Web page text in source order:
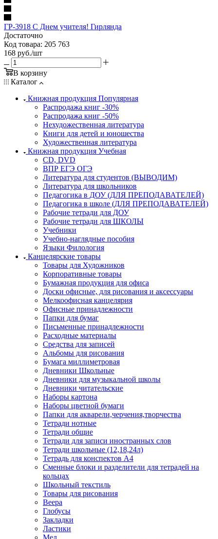
ГР-3918 С Днем учителя! Гирлянда
Достаточно
Код товара: 205 763
168 руб./шт
В корзину
Каталог
Книжная продукция Популярная
Распродажа книг -30%
Распродажа книг -50%
Нехудожественная литература
Книги для детей и юношества
Художественная литература
Книжная продукция Учебная
CD, DVD
ВПР ЕГЭ ОГЭ
Литература для студентов (ВЫВОДИМ)
Литература для школьников
Педагогика в ДОУ (ДЛЯ ПРЕПОДАВАТЕЛЕЙ)
Педагогика в школе (ДЛЯ ПРЕПОДАВАТЕЛЕЙ)
Рабочие тетради для ДОУ
Рабочие тетради для ШКОЛЫ
Учебники
Учебно-наглядные пособия
Языки Филология
Канцелярские товары
Товары для Художников
Корпоративные товары
Бумажная продукция для офиса
Доски офисные, для рисования и аксессуары
Мелкоофисная канцелярия
Офисные принадлежности
Папки для бумаг
Письменные принадлежности
Расходные материалы
Средства для записей
Альбомы для рисования
Бумага миллиметровая
Дневники Школьные
Дневники для музыкальной школы
Дневники читательские
Наборы картона
Наборы цветной бумаги
Папки для акварели,черчения,творчества
Тетради нотные
Тетради общие
Тетради для записи иностранных слов
Тетради школьные (12,18,24л)
Тетрадь для конспектов А4
Сменные блоки и разделители для тетрадей на
кольцах
Школьный текстиль
Товары для рисования
Веера
Глобусы
Закладки
Ластики
Мел